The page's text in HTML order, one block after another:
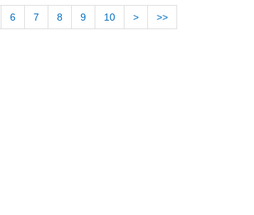
6 7 8 9 10 > >>